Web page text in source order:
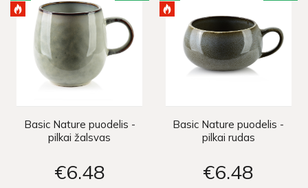
Basic Nature puodelis -
pilkai žalsvas
€6 48
Basic Nature puodelis -
pilkai rudas
€6 48